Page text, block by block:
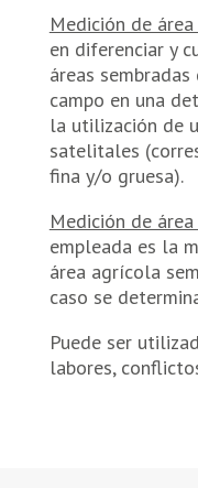
Medición de
en diferenciar y
áreas
campo en una
la utilización de
satelitales
fina y/o gruesa).
Medición de
empleada es la
área agrícola
caso se
Puede ser
labores,